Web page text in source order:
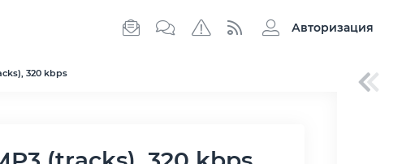
Авторизация
320 kbps